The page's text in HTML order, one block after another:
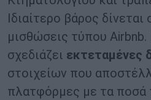
Ιδιαίτερο βάρος
μισθώσεις τύπου
σχεδιάζει εκτεταμένες
στοιχείων που
πλατφόρμες με τα ποσά